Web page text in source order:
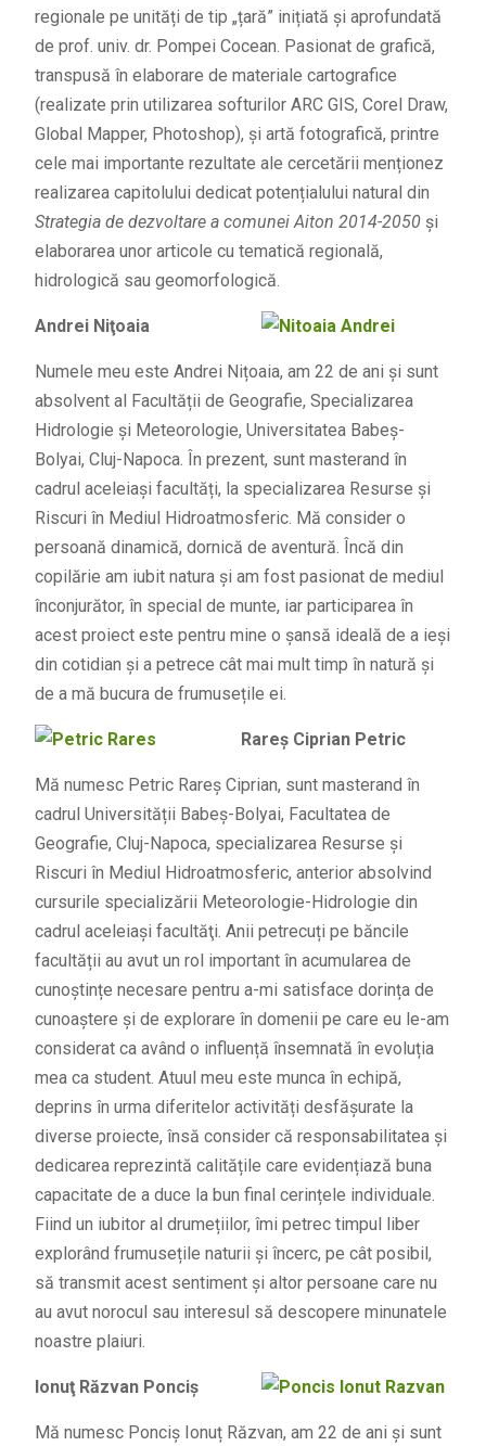
regionale pe unități de tip „țară” inițiată și aprofundată
de prof. univ. dr. Pompei Cocean. Pasionat de grafică,
transpusă în elaborare de materiale cartografice
(realizate prin utilizarea softurilor ARC GIS, Corel Draw,
Global Mapper, Photoshop), și artă fotografică, printre
cele mai importante rezultate ale cercetării menționez
realizarea capitolului dedicat potențialului natural din
Strategia de dezvoltare a comunei Aiton 2014-2050și
elaborarea unor articole cu tematică regională,
hidrologică sau geomorfologică.
Andrei Niţoaia
Numele meu este Andrei Nițoaia, am 22 de ani și sunt
absolvent al Facultății de Geografie, Specializarea
Hidrologie și Meteorologie, Universitatea Babeș-
Bolyai, Cluj-Napoca. În prezent, sunt masterand în
cadrul aceleiași facultăți, la specializarea Resurse și
Riscuri în Mediul Hidroatmosferic. Mă consider o
persoană dinamică, dornică de aventură. Încă din
copilărie am iubit natura și am fost pasionat de mediul
înconjurător, în special de munte, iar participarea în
acest proiect este pentru mine o șansă ideală de a ieși
din cotidian și a petrece cât mai mult timp în natură și
de a mă bucura de frumusețile ei.
Rareş Ciprian Petric
Mă numesc Petric Rareș Ciprian, sunt masterand în
cadrul Universității Babeș-Bolyai, Facultatea de
Geografie, Cluj-Napoca, specializarea Resurse și
Riscuri în Mediul Hidroatmosferic, anterior absolvind
cursurile specializării Meteorologie-Hidrologie din
cadrul aceleiaşi facultăţi. Anii petrecuți pe băncile
facultății au avut un rol important în acumularea de
cunoștințe necesare pentru a-mi satisface dorința de
cunoaștere și de explorare în domenii pe care eu le-am
considerat ca având o influență însemnată în evoluția
mea ca student. Atuul meu este munca în echipă,
deprins în urma diferitelor activități desfășurate la
diverse proiecte, însă consider că responsabilitatea și
dedicarea reprezintă calitățile care evidențiază buna
capacitate de a duce la bun final cerințele individuale.
Fiind un iubitor al drumețiilor, îmi petrec timpul liber
explorând frumusețile naturii și încerc, pe cât posibil,
să transmit acest sentiment și altor persoane care nu
au avut norocul sau interesul să descopere minunatele
noastre plaiuri.
Ionuţ Răzvan Ponciş
Mă numesc Ponciș Ionuț Răzvan, am 22 de ani și sunt